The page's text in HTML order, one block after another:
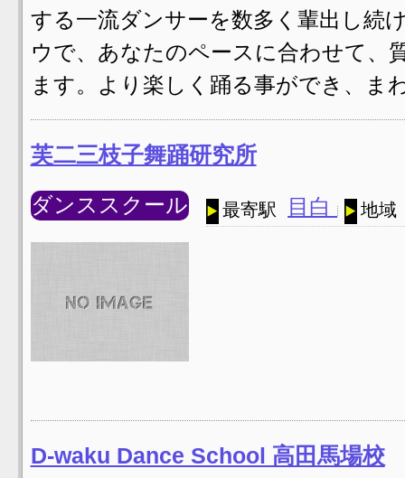
する一流ダンサーを数多く輩出し続
ウで、あなたのペースに合わせて、
ます。より楽しく踊る事ができ、
芙二三枝子舞踊研究所
ダンススクール 最寄駅 目白 地域
D-waku Dance School 高田馬場校